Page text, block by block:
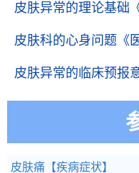
皮肤异常的理论基础
皮肤科的心身问题 《
皮肤异常的临床预报
皮肤痛 【疾病症状】